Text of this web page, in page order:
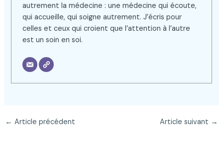
autrement la médecine : une médecine qui écoute,
qui accueille, qui soigne autrement. J’écris pour
celles et ceux qui croient que l’attention à l’autre
est un soin en soi.
← Article précédent Article suivant →